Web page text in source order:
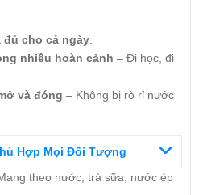
đủ cho cả ngày
nhiều hoàn cảnh – Đi học, đi
và đóng – Không bị rò rỉ nước
Hợp Mọi Đối Tượng
theo nước, trà sữa, nước ép